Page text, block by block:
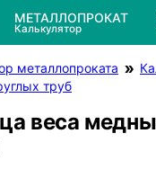
МЕТАЛЛОПРОКАТ
Калькулятор
металлопроката
труб
веса